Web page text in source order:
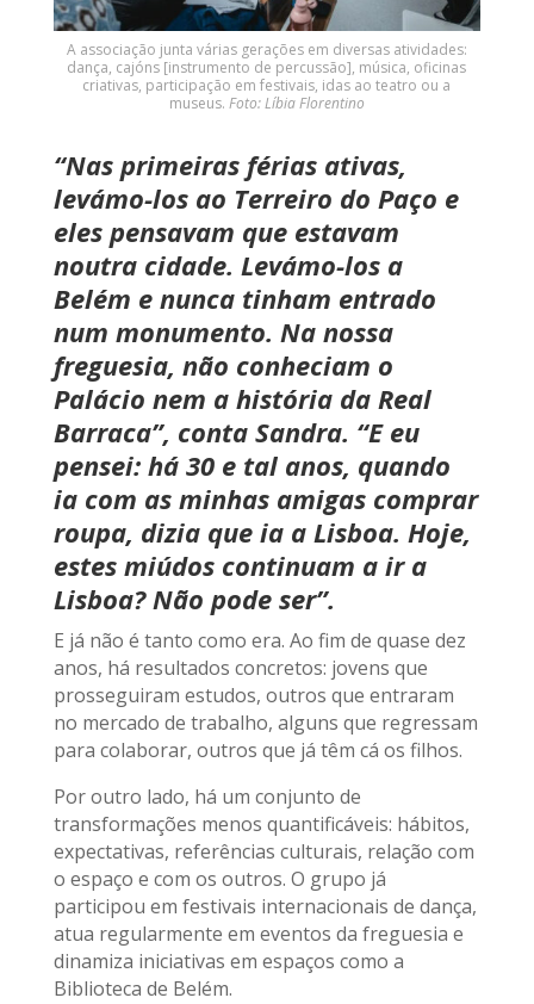
A associação junta várias gerações em diversas atividades:
dança, cajóns [instrumento de percussão], música, oficinas
criativas, participação em festivais, idas ao teatro ou a
museus. Foto: Líbia Florentino
“Nas primeiras férias ativas,
levámo-los ao Terreiro do Paço e
eles pensavam que estavam
noutra cidade. Levámo-los a
Belém e nunca tinham entrado
num monumento. Na nossa
freguesia, não conheciam o
Palácio nem a história da Real
Barraca”, conta Sandra. “E eu
pensei: há 30 e tal anos, quando
ia com as minhas amigas comprar
roupa, dizia que ia a Lisboa. Hoje,
estes miúdos continuam a ir a
Lisboa? Não pode ser”.
E já não é tanto como era. Ao fim de quase dez
anos, há resultados concretos: jovens que
prosseguiram estudos, outros que entraram
no mercado de trabalho, alguns que regressam
para colaborar, outros que já têm cá os filhos.
Por outro lado, há um conjunto de
transformações menos quantificáveis: hábitos,
expectativas, referências culturais, relação com
o espaço e com os outros. O grupo já
participou em festivais internacionais de dança,
atua regularmente em eventos da freguesia e
dinamiza iniciativas em espaços como a
Biblioteca de Belém.